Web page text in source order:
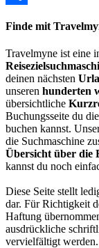
Finde mit
Travelmyne ist eine
deinen nächsten
unseren hunderten
übersichtliche
Buchungsseite du die
buchen kannst.
die Suchmaschine
Übersicht über die
kannst du noch
Diese Seite stellt
dar. Für Richtigkeit
Haftung
ausdrückliche
vervielfältigt werden.